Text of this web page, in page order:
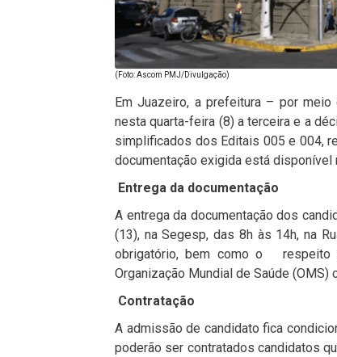
(Foto: Ascom PMJ/Divulgação)
Em Juazeiro, a prefeitura – por
nesta quarta-feira (8) a terceira e a
simplificados dos Editais 005 e 004,
documentação exigida está disponível
Entrega da documentação
A entrega da documentação dos
(13), na Segesp, das 8h às 14h, na
obrigatório, bem como o respeito
Organização Mundial de Saúde (OMS)
Contratação
A admissão de candidato fica
poderão ser contratados candidatos